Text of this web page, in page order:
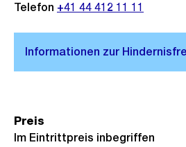
Telefon +41 44 412 11 11
Preis
Im Eintrittpreis inbegriffen